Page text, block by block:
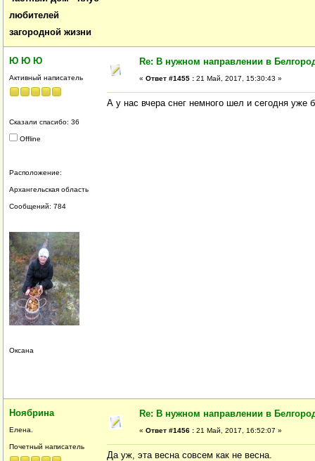
любителей
загородной жизни
Ю Ю Ю
Активный написатель
Сказали спасибо: 36
Offline
Расположение:
Архангельская область
Сообщений: 784
Оксана
Re: В нужном направлении в
« Ответ #1455 : 21 Май, 2017, 15:30:43 »
А у нас вчера снег немного шел и сегодня
Ноябрина
Елена.
Почетный написатель
Re: В нужном направлении в
« Ответ #1456 : 21 Май, 2017, 16:52:07 »
Да уж, эта весна совсем как не весна.